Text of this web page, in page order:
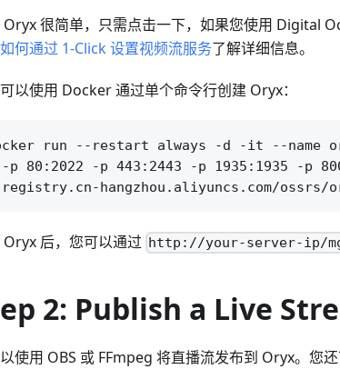
Oryx 很简单，只需点击一下，如果您使用 Digital
如何通过 1-Click 设置视频流服务了解详细信息。
以使用 Docker 通过单个命令行创建 Oryx：
run --restart always -d -it --name
p 80:2022 -p 443:2443 -p 1935:1935 -p
Oryx 后，您可以通过 http://your-server-ip/
2: Publish a Live
使用 OBS 或 FFmpeg 将直播流发布到 Oryx。您